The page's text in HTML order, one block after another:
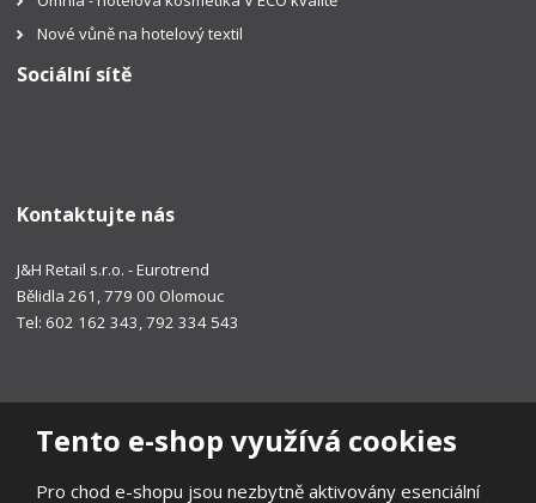
Tento e-shop využívá cookies
Pro chod e-shopu jsou nezbytně aktivovány esenciální
Nové vůně na hotelový textil
Sociální sítě
Kontaktujte nás
J&H Retail s.r.o. - Eurotrend
Bělidla 261, 779 00 Olomouc
Tel: 602 162 343, 792 334 543